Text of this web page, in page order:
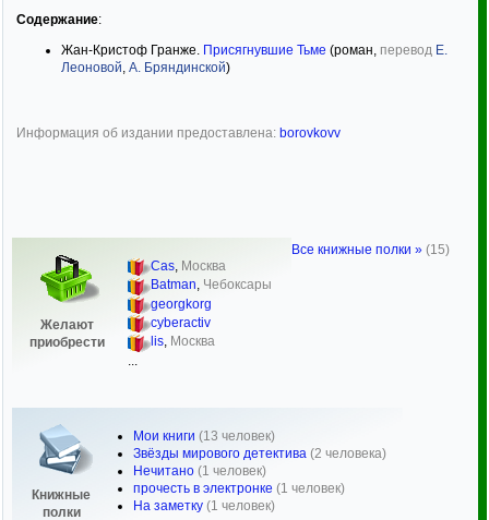
Содержание:
Жан-Кристоф Гранже. Присягнувшие Тьме (роман, перевод Е.
Леоновой А. Бряндинской)
Информация об издании предоставлена: borovkovv
Желают
приобрести
Cas, Москва
Batman, Чебоксары
georgkorg
cyberactiv
lis, Москва
Книжные
полки
Мои книги (13 человек)
Звёзды мирового детектива (2 человека)
Нечитано (1 человек)
прочесть в электронке (1 человек)
На заметку (1 человек)
Все книжные полки » (15)